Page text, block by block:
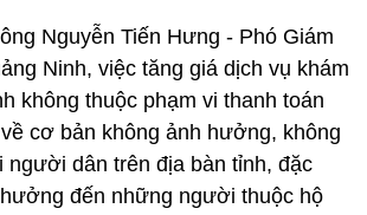
Nguyễn Tiến Hưng - Phó Giám
Ninh, việc tăng giá dịch vụ khám
không thuộc phạm vi thanh toán
cơ bản không ảnh hưởng, không
người dân trên địa bàn tỉnh, đặc
đến những người thuộc hộ